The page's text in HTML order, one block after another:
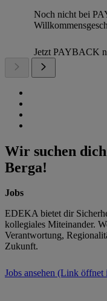
Noch nicht bei
Jetzt PAYBACK
Wir suchen
Berga!
Jobs
EDEKA bietet dir
kollegiales Miteinander.
Verantwortung,
Zukunft.
Jobs ansehen (Link öffnet